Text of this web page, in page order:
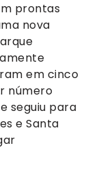
prontas
nova
em cinco
número
seguiu para
e Santa